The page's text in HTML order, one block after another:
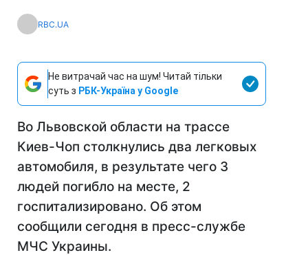
RBC.UA
Не витрачай час на шум! Читай тільки
суть з РБК-Україна у Google
Во Львовской области на трассе
Киев-Чоп столкнулись два легковых
автомобиля, в результате чего 3
людей погибло на месте, 2
госпитализировано. Об этом
сообщили сегодня в пресс-службе
МЧС Украины.